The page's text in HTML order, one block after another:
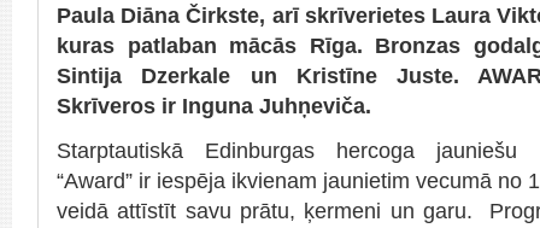
Paula Diāna Čirkste, arī skrīverietes Laura
kuras patlaban mācās Rīga. Bronzas
Sintija Dzerkale un Kristīne Juste.
Skrīveros ir Inguna Juhņeviča.
Starptautiskā Edinburgas hercoga jauniešu
“Award” ir iespēja ikvienam jaunietim vecumā no
veidā attīstīt savu prātu, ķermeni un garu.